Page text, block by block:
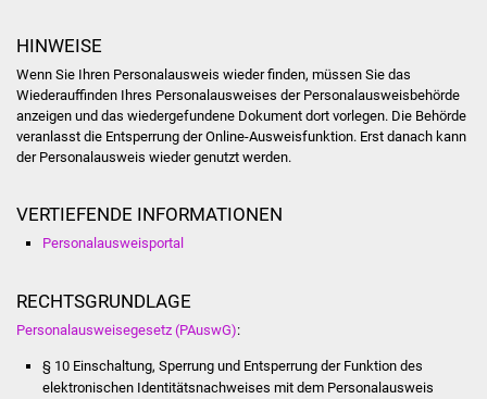
Tourismus
Erlebnisregion
Schwäbischer Albtrauf
Route der
Stadtseniorenrat
HINWEISE
Wenn Sie Ihren Personalausweis wieder finden, müssen Sie das
Wiederauffinden Ihres Personalausweises der Personalausweisbehörde
anzeigen und das wiedergefundene Dokument dort vorlegen.Die Behörde
veranlasst die Entsperrung der Online-Ausweisfunktion.Erst danach kann
der Personalausweis wieder genutzt werden.
VERTIEFENDE INFORMATIONEN
Personalausweisportal
RECHTSGRUNDLAGE
Personalausweisegesetz (PAuswG):
§ 10 Einschaltung, Sperrung und Entsperrung der Funktion des
elektronischen Identitätsnachweises mit dem Personalausweis